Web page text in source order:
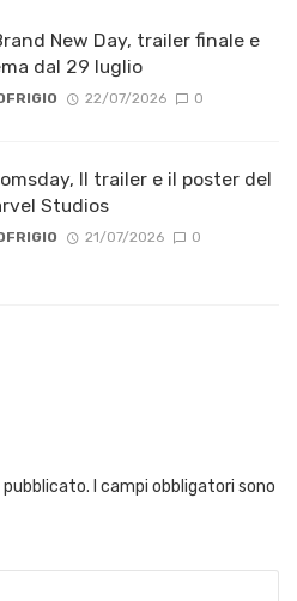
New Day, trailer finale e
dal 29 luglio
22/07/2026 0
Il trailer e il poster del
Studios
21/07/2026 0
pubblicato. I campi obbligatori sono